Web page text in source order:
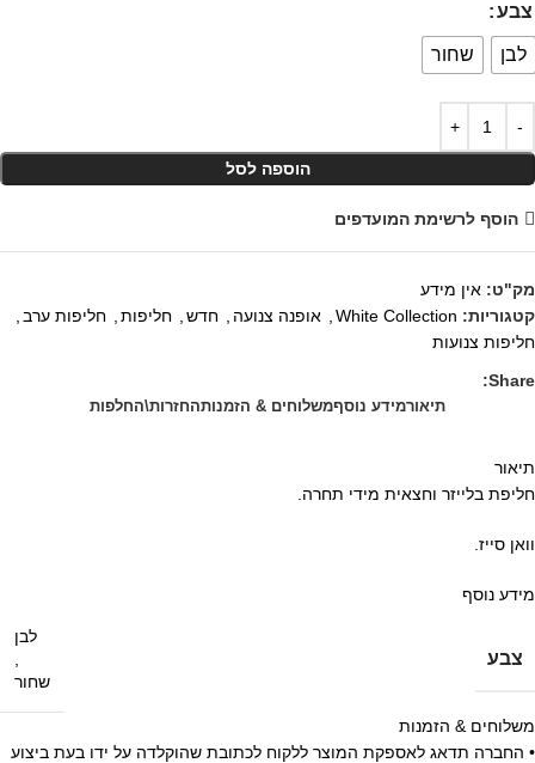
צבע
לבן שחור
הוספה לסל
הוסף לרשימת המועדפים
מק"ט: אין מידע
קטגוריות: White Collection אופנה צנועה חדש חליפות חליפות ערב
חליפות צנועות
Share:
תיאורמידע נוסףמשלוחים & הזמנותהחזרות\החלפות
תיאור
חליפת בלייזר וחצאית מידי תחרה.
וואן סייז.
מידע נוסף
צבע
לבן
שחור
משלוחים & הזמנות
• החברה תדאג לאספקת המוצר ללקוח לכתובת שהוקלדה על ידו בעת ביצוע